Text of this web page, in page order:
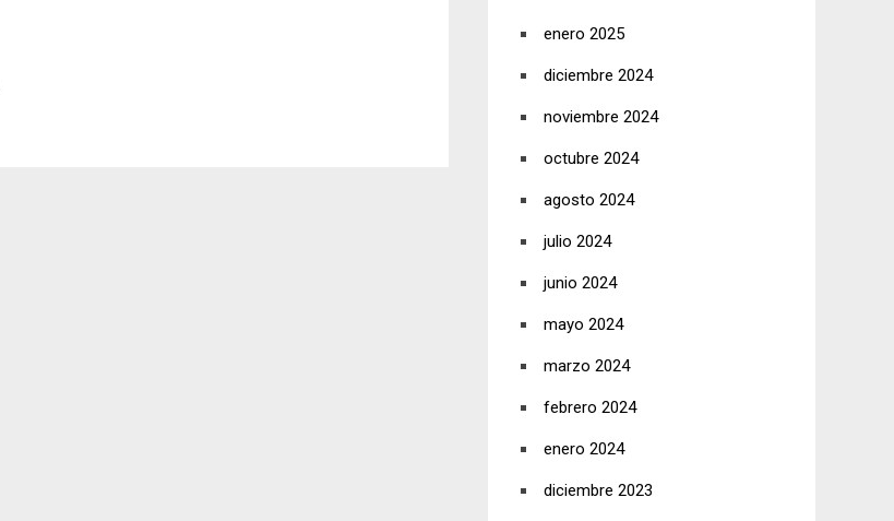
enero 2025
diciembre 2024
noviembre 2024
octubre 2024
agosto 2024
julio 2024
junio 2024
mayo 2024
marzo 2024
febrero 2024
enero 2024
diciembre 2023